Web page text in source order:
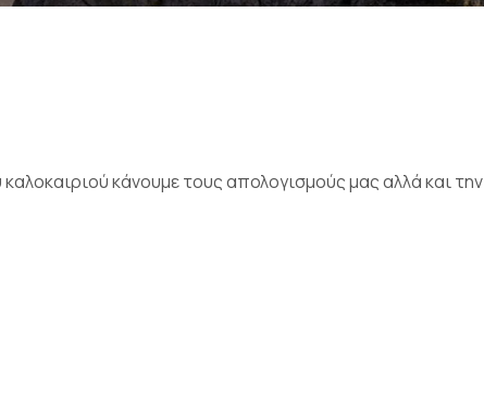
κάνουμε τους απολογισμούς μας αλλά και την